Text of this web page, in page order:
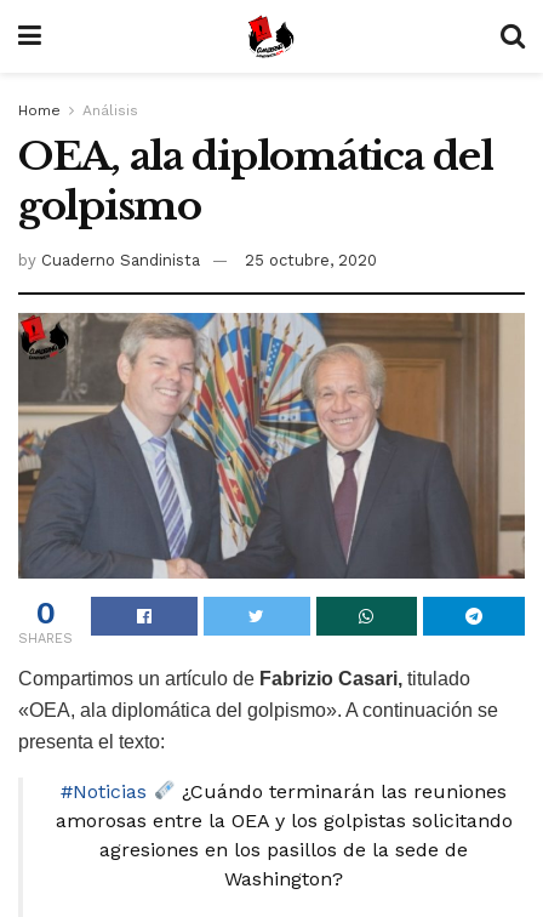
Home Análisis
OEA, ala diplomática del
golpismo
by Cuaderno Sandinista 25 octubre, 2020
0
SHARES
Compartimos un artículo de Fabrizio Casari, titulado
«OEA, ala diplomática del golpismo». A continuación se
presenta el texto:
#Noticias
¿Cuándo terminarán las reuniones
amorosas entre la OEA y los golpistas solicitando
agresiones en los pasillos de la sede de
Washington?